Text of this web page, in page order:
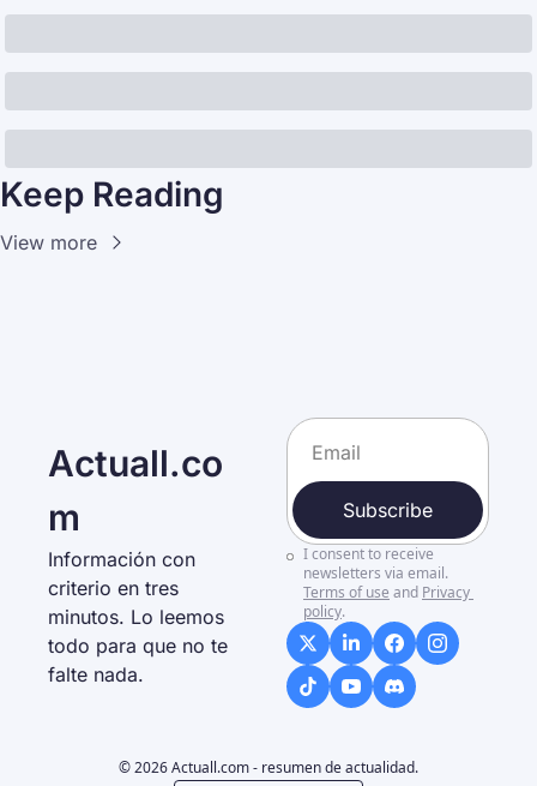
Keep Reading
View more
Actuall.co
m
Información con
criterio en tres
minutos. Lo leemos
todo para que no te
falte nada.
Subscribe
I consent to receive
newsletters via email.
Terms of use and Privacy
policy.
© 2026 Actuall.com - resumen de actualidad.